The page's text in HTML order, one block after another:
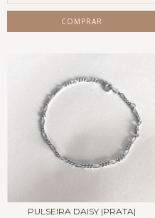
PULSEIRA DAISY |PRATA|